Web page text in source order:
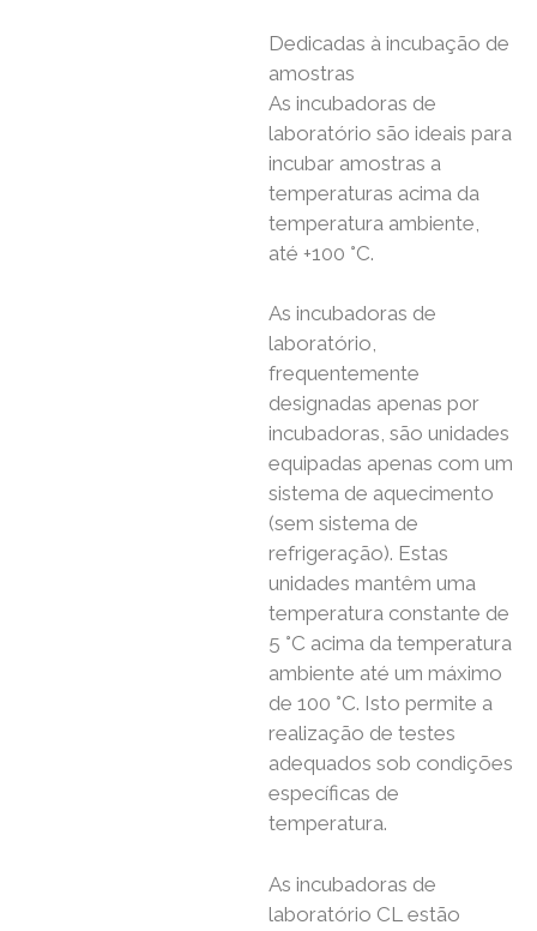
Dedicadas à incubação de
amostras
As incubadoras de
laboratório são ideais para
incubar amostras a
temperaturas acima da
temperatura ambiente,
até +100 °C.
As incubadoras de
laboratório,
frequentemente
designadas apenas por
incubadoras, são unidades
equipadas apenas com um
sistema de aquecimento
(sem sistema de
refrigeração). Estas
unidades mantêm uma
temperatura constante de
5 °C acima da temperatura
ambiente até um máximo
de 100 °C. Isto permite a
realização de testes
adequados sob condições
específicas de
temperatura.
As incubadoras de
laboratório CL estão